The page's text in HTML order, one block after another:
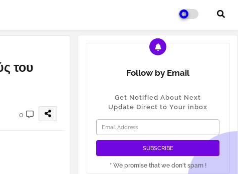
του
0
Follow by Email
Get Notified About Next
Update Direct to Your inbox
* We promise that we don't spam !